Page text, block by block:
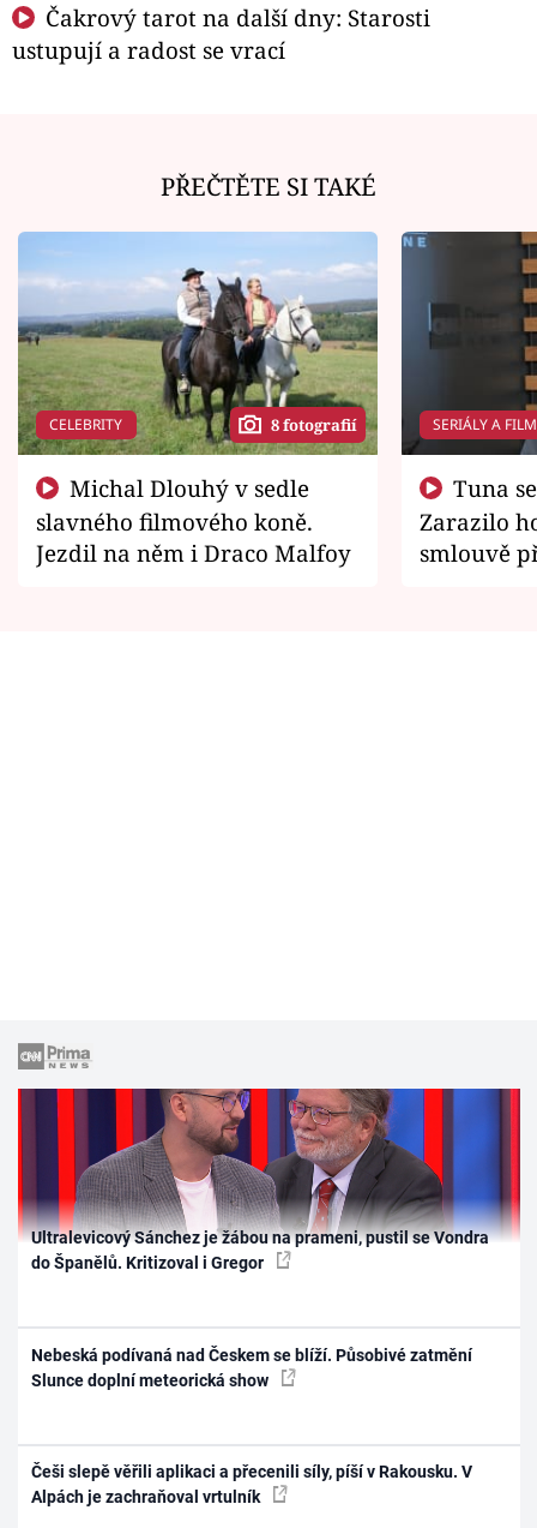
Čakrový tarot na další dny: Starosti
ustupují a radost se vrací
PŘEČTĚTE SI TAKÉ
CELEBRITY 8 fotografií
slavného filmového koně.
Jezdil na něm i Draco Malfoy
SERIÁLY A
Zarazilo
smlouvě
Ultralevicový Sánchez je žábou na prameni, pustil se Vondra
do Španělů. Kritizoval i Gregor
Nebeská podívaná nad Českem se blíží. Působivé zatmění
Slunce doplní meteorická show
Češi slepě věřili aplikaci a přecenili síly, píší v Rakousku. V
Alpách je zachraňoval vrtulník